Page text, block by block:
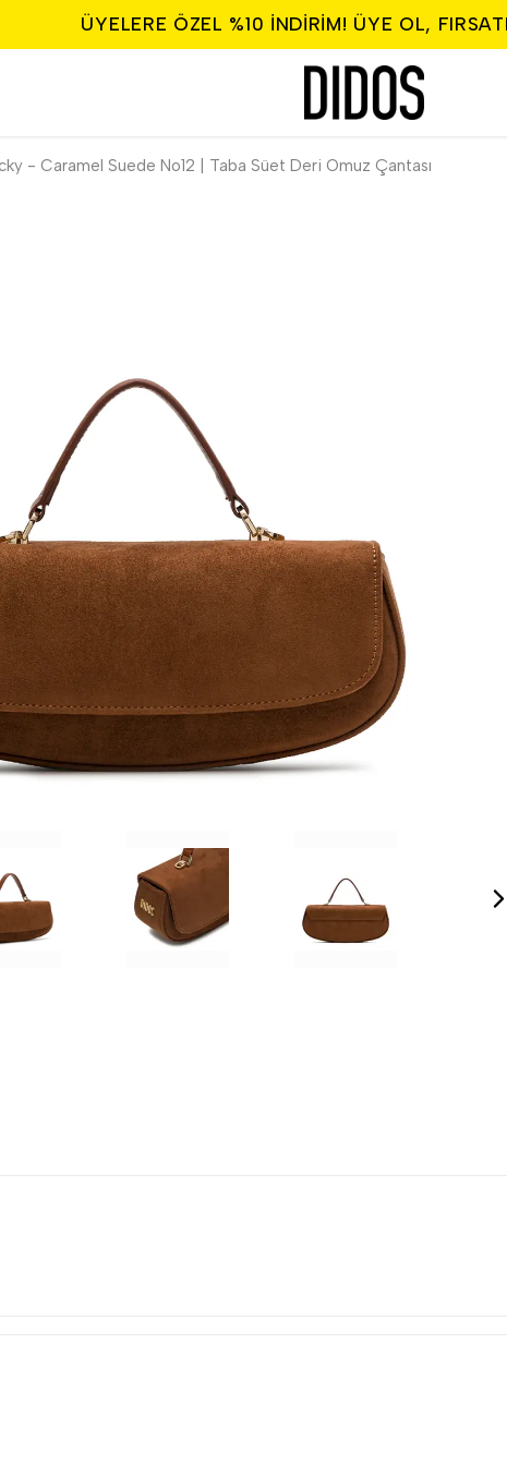
ÜYELERE ÖZEL %10 INDIRIM! ÜYE OL,
- Caramel Suede No12 | Taba Süet Deri Omuz Çantası